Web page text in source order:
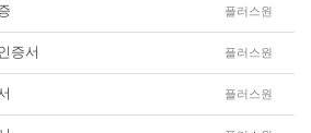
플러스원
증서 플러스원
플러스원